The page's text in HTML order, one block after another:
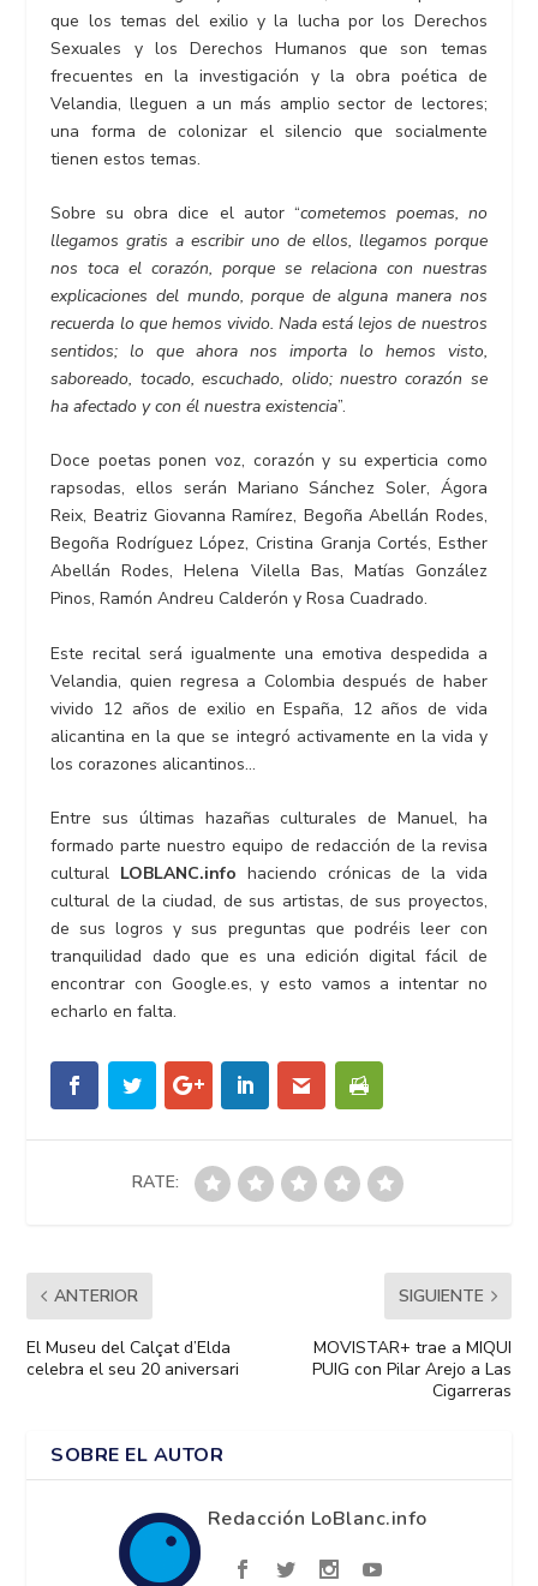
que los temas del exilio y la lucha por los Derechos
Sexuales y los Derechos Humanos que son temas
frecuentes en la investigación y la obra poética de
Velandia, lleguen a un más amplio sector de lectores;
una forma de colonizar el silencio que socialmente
tienen estos temas.
Sobre su obra dice el autor “cometemos poemas, no
llegamos gratis a escribir uno de ellos, llegamos porque
nos toca el corazón, porque se relaciona con nuestras
explicaciones del mundo, porque de alguna manera nos
recuerda lo que hemos vivido. Nada está lejos de nuestros
sentidos; lo que ahora nos importa lo hemos visto,
saboreado, tocado, escuchado, olido; nuestro corazón se
ha afectado y con él nuestra existencia”.
Doce poetas ponen voz, corazón y su experticia como
rapsodas, ellos serán Mariano Sánchez Soler, Ágora
Reix, Beatriz Giovanna Ramírez, Begoña Abellán Rodes,
Begoña Rodríguez López, Cristina Granja Cortés, Esther
Abellán Rodes, Helena Vilella Bas, Matías González
Pinos, Ramón Andreu Calderón y Rosa Cuadrado.
Este recital será igualmente una emotiva despedida a
Velandia, quien regresa a Colombia después de haber
vivido 12 años de exilio en España, 12 años de vida
alicantina en la que se integró activamente en la vida y
los corazones alicantinos…
Entre sus últimas hazañas culturales de Manuel, ha
formado parte nuestro equipo de redacción de la revisa
cultural LOBLANC.info haciendo crónicas de la vida
cultural de la ciudad, de sus artistas, de sus proyectos,
de sus logros y sus preguntas que podréis leer con
tranquilidad dado que es una edición digital fácil de
encontrar con Google.es, y esto vamos a intentar no
echarlo en falta.
RATE:
ANTERIOR
El Museu del Calçat d’Elda
celebra el seu 20 aniversari
SIGUIENTE
MOVISTAR+ trae a MIQUI
PUIG con Pilar Arejo a Las
Cigarreras
SOBRE EL AUTOR
Redacción LoBlanc.info